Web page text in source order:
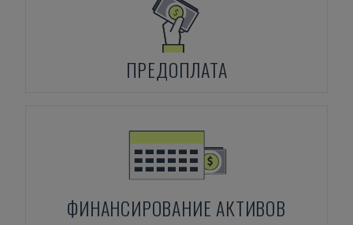
ПРЕДОПЛАТА
ФИНАНСИРОВАНИЕ АКТИВОВ